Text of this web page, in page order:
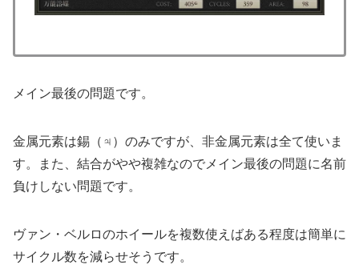
メイン最後の問題です。
金属元素は錫（♃）のみですが、非金属元素は全て使いま
す。また、結合がやや複雑なのでメイン最後の問題に名前
負けしない問題です。
ヴァン・ベルロのホイールを複数使えばある程度は簡単に
サイクル数を減らせそうです。